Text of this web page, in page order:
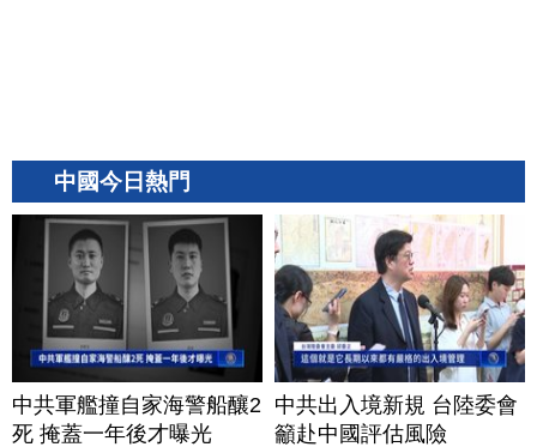
中國今日熱門
中共軍艦撞自家海警船釀2
死 掩蓋一年後才曝光
中共出入境新規 台陸委會
籲赴中國評估風險